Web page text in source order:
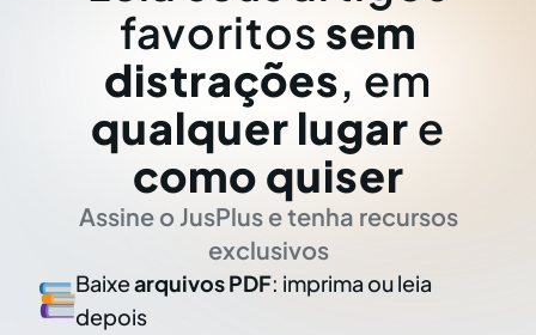
favoritos sem
distrações, em
qualquer lugar e
como quiser
Assine o JusPlus e tenha recursos
exclusivos
Baixearquivos PDF: imprima ou leia
depois